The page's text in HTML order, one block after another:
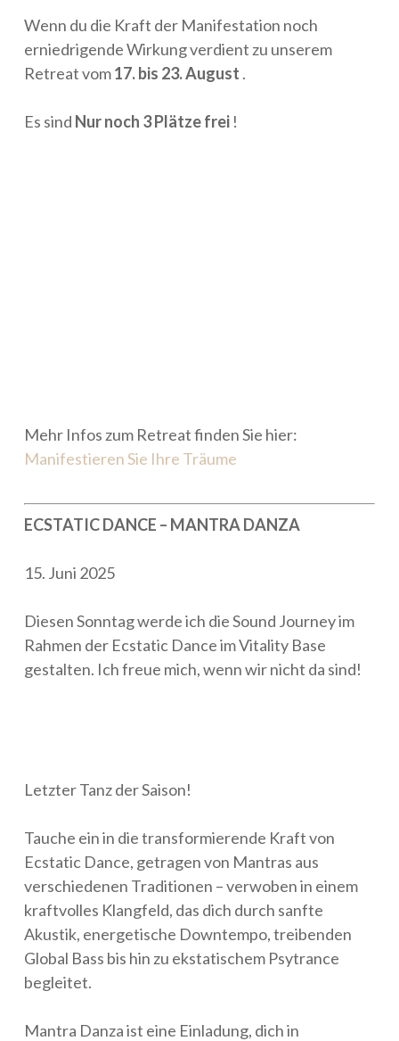
Wenn du die Kraft der Manifestation noch
erniedrigende Wirkung verdient zu unserem
Retreat vom17. bis 23. August .
Es sind Nur noch 3 Plätze frei !
Mehr Infos zum Retreat finden Sie hier:
Manifestieren Sie Ihre Träume
ECSTATIC DANCE – MANTRA DANZA
15. Juni 2025
Diesen Sonntag werde ich die Sound Journey im
Rahmen der Ecstatic Dance im Vitality Base
gestalten. Ich freue mich, wenn wir nicht da sind!
Letzter Tanz der Saison!
Tauche ein in die transformierende Kraft von
Ecstatic Dance, getragen von Mantras aus
verschiedenen Traditionen – verwoben in einem
kraftvolles Klangfeld, das dich durch sanfte
Akustik, energetische Downtempo, treibenden
Global Bass bis hin zu ekstatischem Psytrance
begleitet.
Mantra Danza ist eine Einladung, dich in